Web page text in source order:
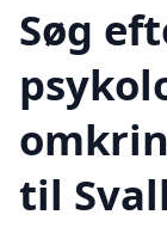
Søg
til